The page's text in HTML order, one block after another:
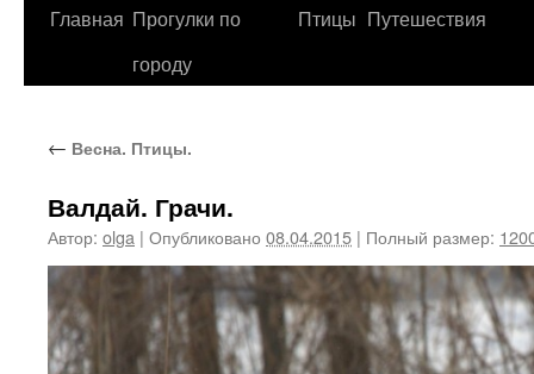
Перейти
Главная Прогулки по
городу
Птицы Путешествия
← Весна. Птицы.
Валдай. Грачи.
Автор: olga | Опубликовано 08.04.2015 | Полный размер: